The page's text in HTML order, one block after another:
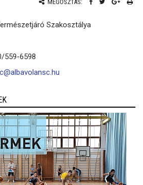
MEGOSZTÁS:
Szakosztálya
559-6598